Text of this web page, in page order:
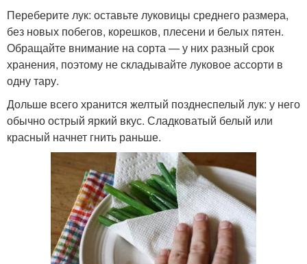
Переберите лук: оставьте луковицы среднего размера,
без новых побегов, корешков, плесени и белых пятен.
Обращайте внимание на сорта — у них разный срок
хранения, поэтому не складывайте луковое ассорти в
одну тару.
Дольше всего хранится желтый позднеспелый лук: у него
обычно острый яркий вкус. Сладковатый белый или
красный начнет гнить раньше.